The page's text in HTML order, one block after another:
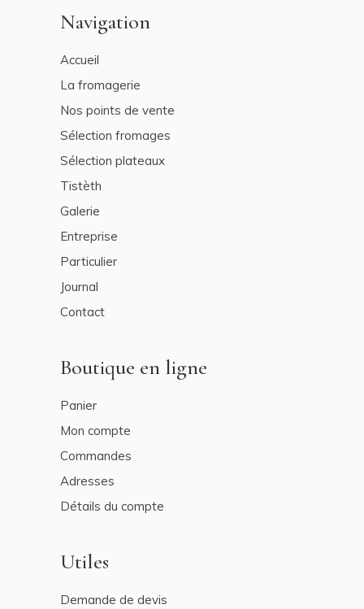
Navigation
Accueil
La fromagerie
Nos points de vente
Sélection fromages
Sélection plateaux
Tistèth
Galerie
Entreprise
Particulier
Journal
Contact
Boutique en ligne
Panier
Mon compte
Commandes
Adresses
Détails du compte
Utiles
Demande de devis